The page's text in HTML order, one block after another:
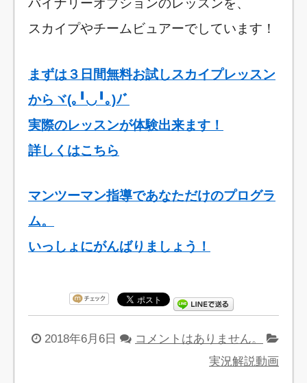
バイナリーオプションのレッスンを、
スカイプやチームビュアーでしています！
まずは３日間無料お試しスカイプレッスン
からヾ(｡╹◡╹｡)ﾉﾞ
実際のレッスンが体験出来ます！
詳しくはこちら
マンツーマン指導であなただけのプログラ
ム。
いっしょにがんばりましょう！
2018年6月6日
コメントはありません。
実況解説動画